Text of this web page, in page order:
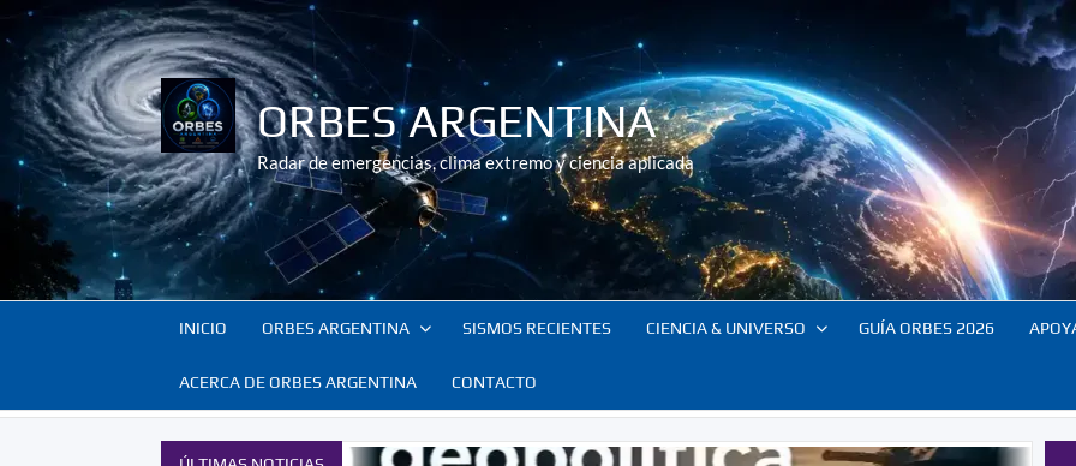
Saltar
al
contenido
ORBES ARGENTINA
Radar de emergencias, clima extremo y ciencia aplicada
INICIO ORBES ARGENTINA SISMOS RECIENTES CIENCIA & UNIVERSO GUÍA ORBES 2026
ACERCA DE ORBES ARGENTINA CONTACTO